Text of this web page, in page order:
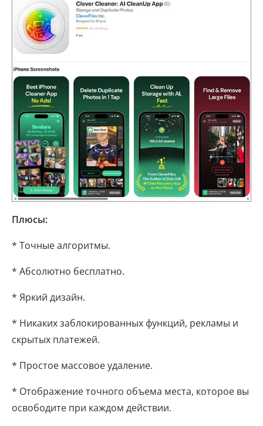
Плюсы:
* Точные алгоритмы.
* Абсолютно бесплатно.
* Яркий дизайн.
* Никаких заблокированных функций, рекламы и
скрытых платежей.
* Простое массовое удаление.
* Отображение точного объема места, которое вы
освободите при каждом действии.